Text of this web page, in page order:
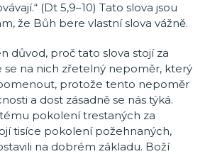
(Dt 5,9–10) Tato slova jsou
že Bůh bere vlastní slova vážně.
důvod, proč tato slova stojí za
se na nich zřetelný nepoměr, který
protože tento nepoměr
a dost zásadně se nás týká.
pokolení trestaných za
tisíce pokolení požehnaných,
na dobrém základu. Boží